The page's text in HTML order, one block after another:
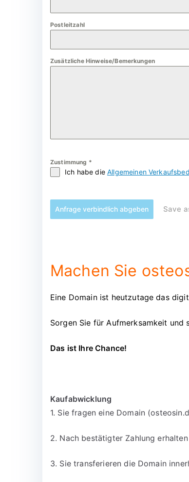
9
Postleitzahl
Zusätzliche Hinweise/Bemerkungen
Zustimmung *
Ich habe dieAllgemeinen
Anfrage verbindlich abgeben Save
Machen Sie
Eine Domain ist heutzutage das
Sorgen Sie für Aufmerksamkeit und
Das ist Ihre Chance!
Kaufabwicklung
1. Sie fragen eine Domain
2. Nach bestätigter Zahlung
3. Sie transferieren die Domain